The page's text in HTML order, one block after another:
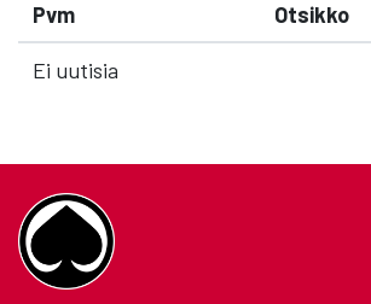
Pvm Otsikko
Ei uutisia